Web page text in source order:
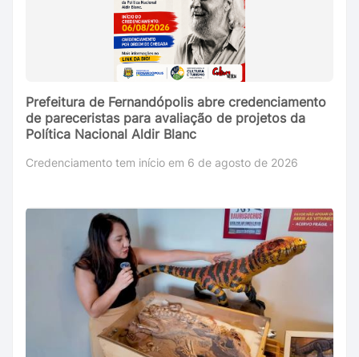
Prefeitura de Fernandópolis abre credenciamento
de pareceristas para avaliação de projetos da
Política Nacional Aldir Blanc
Credenciamento tem início em 6 de agosto de 2026